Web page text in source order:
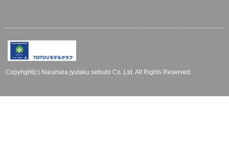
Copyright(c) Narahara jyutaku setsubi Co.,Ltd. All Rights Reserved.